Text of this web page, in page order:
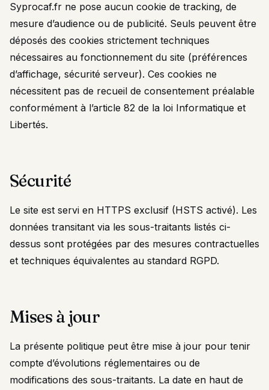
Syprocaf.fr ne pose aucun cookie de tracking, de
mesure d’audience ou de publicité. Seuls peuvent être
déposés des cookies strictement techniques
nécessaires au fonctionnement du site (préférences
d’affichage, sécurité serveur). Ces cookies ne
nécessitent pas de recueil de consentement préalable
conformément à l’article 82 de la loi Informatique et
Libertés.
Sécurité
Le site est servi en HTTPS exclusif (HSTS activé). Les
données transitant via les sous-traitants listés ci-
dessus sont protégées par des mesures contractuelles
et techniques équivalentes au standard RGPD.
Mises à jour
La présente politique peut être mise à jour pour tenir
compte d’évolutions réglementaires ou de
modifications des sous-traitants. La date en haut de